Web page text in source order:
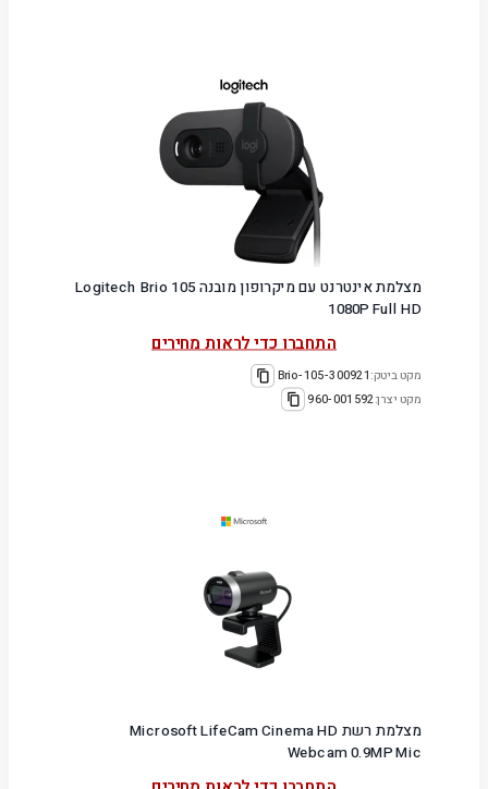
מצלמת אינטרנט עם מיקרופון מובנה Logitech Brio 105
1080P Full HD
התחברו כדי לראות מחירים
מקט ביטק:300921-Brio-105
מקט יצרן:960-001592
מצלמת רשת Microsoft LifeCam Cinema HD
Webcam 0.9MP Mic